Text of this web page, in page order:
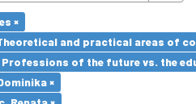
×
and practical areas of
Professions of the future vs. the
×